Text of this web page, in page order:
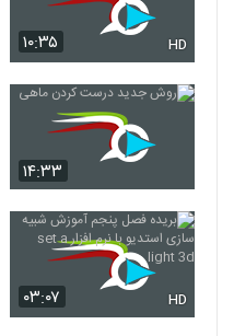
۱۰:۳۵ HD
۱۴:۳۳
۰۳:۰۷ HD